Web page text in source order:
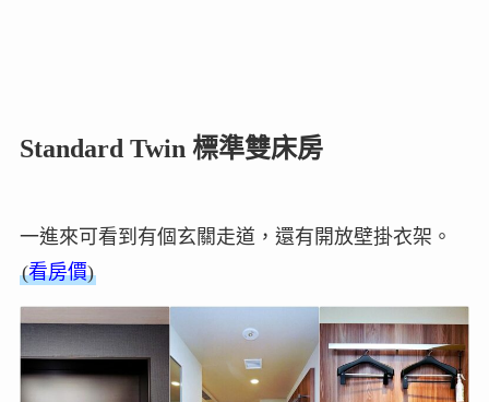
Standard Twin 標準雙床房
一進來可看到有個玄關走道，還有開放壁掛衣架。
(看房價)